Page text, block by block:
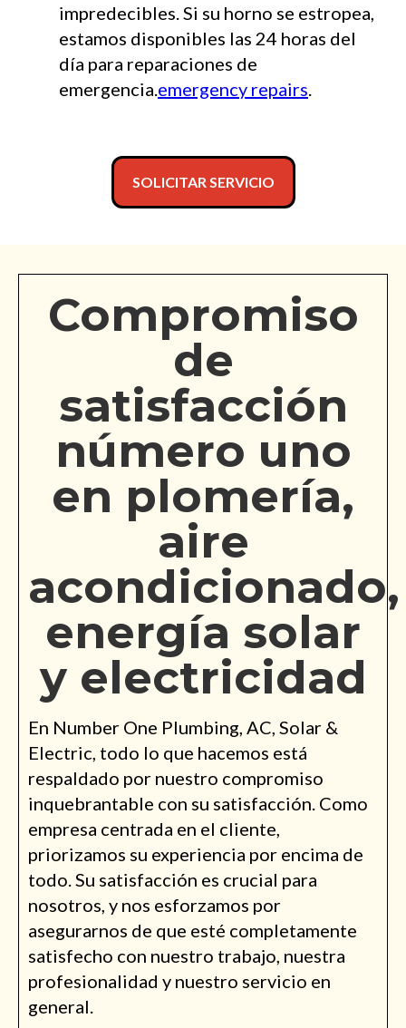
impredecibles. Si su horno se estropea,
estamos disponibles las 24 horas del
día para reparaciones de
emergencia.emergency repairs.
SOLICITAR SERVICIO
Compromiso
de
satisfacción
número uno
en plomería,
aire
acondicionado,
energía solar
y electricidad
En Number One Plumbing, AC, Solar &
Electric, todo lo que hacemos está
respaldado por nuestro compromiso
inquebrantable con su satisfacción. Como
empresa centrada en el cliente,
priorizamos su experiencia por encima de
todo. Su satisfacción es crucial para
nosotros, y nos esforzamos por
asegurarnos de que esté completamente
satisfecho con nuestro trabajo, nuestra
profesionalidad y nuestro servicio en
general.